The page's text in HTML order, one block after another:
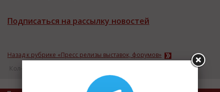
Подписаться на рассылку новостей
Назад к рубрике «Пресс релизы выставок, форумов»
Кол-во просмотров: 12346